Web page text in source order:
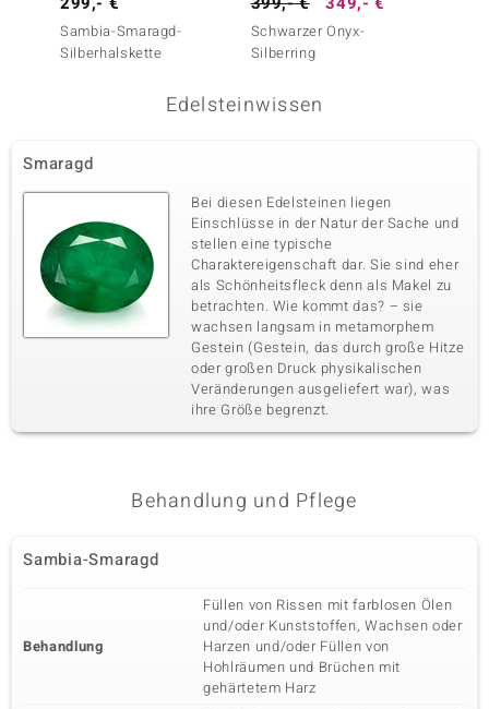
Sambia-Smaragd-
Silberhalskette
Schwarzer Onyx-
Silberring
Edelsteinwissen
Smaragd
Bei diesen Edelsteinen liegen
Einschlüsse in der Natur der Sache und
stellen eine typische
Charaktereigenschaft dar. Sie sind eher
als Schönheitsfleck denn als Makel zu
betrachten. Wie kommt das? – sie
wachsen langsam in metamorphem
Gestein (Gestein, das durch große Hitze
oder großen Druck physikalischen
Veränderungen ausgeliefert war), was
ihre Größe begrenzt.
Behandlung und Pflege
Sambia-Smaragd
Behandlung
Füllen von Rissen mit farblosen Ölen
und/oder Kunststoffen, Wachsen oder
Harzen und/oder Füllen von
Hohlräumen und Brüchen mit
gehärtetem Harz